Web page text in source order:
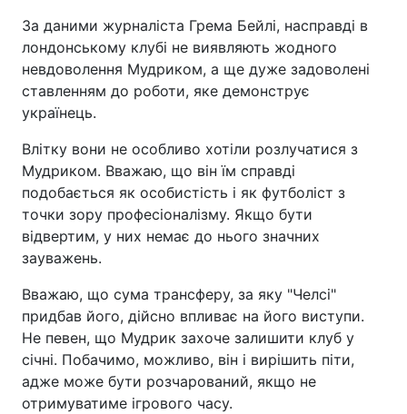
За даними журналіста Грема Бейлі, насправді в
лондонському клубі не виявляють жодного
невдоволення Мудриком, а ще дуже задоволені
ставленням до роботи, яке демонструє
українець.
Влітку вони не особливо хотіли розлучатися з
Мудриком. Вважаю, що він їм справді
подобається як особистість і як футболіст з
точки зору професіоналізму. Якщо бути
відвертим, у них немає до нього значних
зауважень.
Вважаю, що сума трансферу, за яку "Челсі"
придбав його, дійсно впливає на його виступи.
Не певен, що Мудрик захоче залишити клуб у
січні. Побачимо, можливо, він і вирішить піти,
адже може бути розчарований, якщо не
отримуватиме ігрового часу.